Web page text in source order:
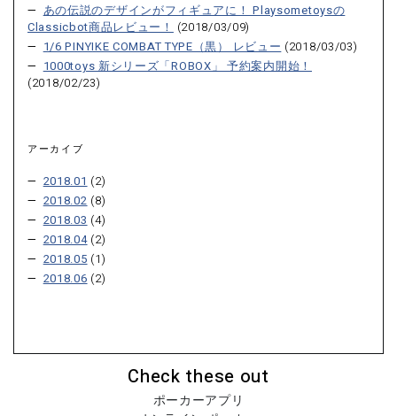
あの伝説のデザインがフィギュアに！ Playsometoysの
Classicbot商品レビュー！ (2018/03/09)
1/6 PINYIKE COMBAT TYPE（黒） レビュー (2018/03/03)
1000toys 新シリーズ「ROBOX」 予約案内開始！
(2018/02/23)
アーカイブ
2018.01 (2)
2018.02 (8)
2018.03 (4)
2018.04 (2)
2018.05 (1)
2018.06 (2)
Check these out
ポーカーアプリ